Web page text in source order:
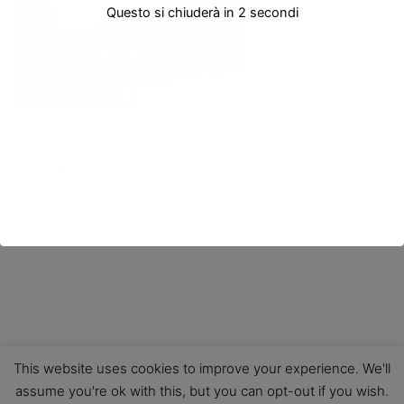
This website uses cookies to improve your experience. We'll
assume you're ok with this, but you can opt-out if you wish.
Questo si chiuderà in 2 secondi